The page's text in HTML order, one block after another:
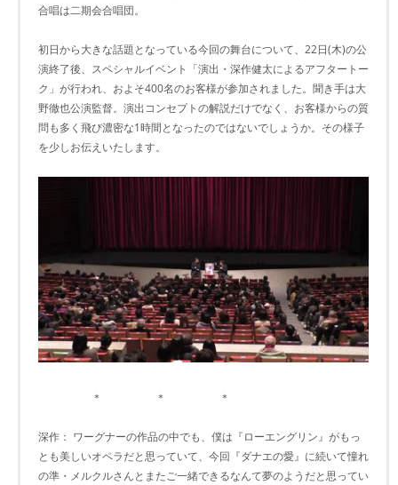
合唱は二期会合唱団。
初日から大きな話題となっている今回の舞台について、22日(木)の公
演終了後、スペシャルイベント「演出・深作健太によるアフタートー
ク」が行われ、およそ400名のお客様が参加されました。聞き手は大
野徹也公演監督。演出コンセプトの解説だけでなく、お客様からの質
問も多く飛び濃密な1時間となったのではないでしょうか。その様子
を少しお伝えいたします。
＊ ＊ ＊
深作： ワーグナーの作品の中でも、僕は『ローエングリン』がもっ
とも美しいオペラだと思っていて、今回『ダナエの愛』に続いて憧れ
の準・メルクルさんとまたご一緒できるなんて夢のようだと思ってい